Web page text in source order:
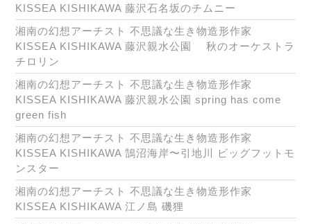
KISSEA KISHIKAWA 藤沢石名坂のチムニー
湘南の幻想アーチスト 不思議な生き物造形作家
KISSEA KISHIKAWA 藤沢親水公園 秋のオーケストラ
チロリン
湘南の幻想アーチスト 不思議な生き物造形作家
KISSEA KISHIKAWA 藤沢親水公園 spring has come
green fish
湘南の幻想アーチスト 不思議な生き物造形作家
KISSEA KISHIKAWA 鵠沼海岸〜引地川 ビッグフットモ
ンスター
湘南の幻想アーチスト 不思議な生き物造形作家
KISSEA KISHIKAWA 江ノ島 磯狸